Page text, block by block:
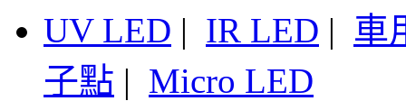
UV LED | IR LED | 車
子點 | Micro LED